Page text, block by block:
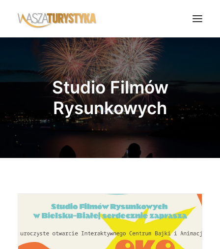
Księga wspomnień
Biura podróży
Noclegi
Polska
Świat
Wasze Podróże
Wyszukiwanie
Studio Filmów
Rysunkowych